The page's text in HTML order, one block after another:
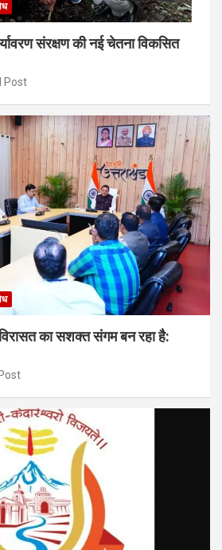
संरक्षण की नई चेतना विकसित
Post
का सशक्त संगम बन रहा है: